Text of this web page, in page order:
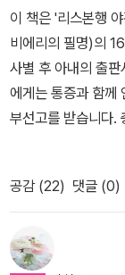
헤아려본다.계단에
다. 마지막으로 이
에 있을 때였다. 그
능성이 다시 열린
듣는 이야기라도 되
렸다. 이제는 볼 수
끌리는 문장이 많아
져들어 읽다가 잠시
문학적 매력을 느끼
이랜드의 삶의 여정
이 책은 '리스본행
비에리의 필명)의
사별 후 아내의 출
에게는 통증과 함께
부선고를 받습니다.
일이 벌어지고 그
자신의 언어를 찾아
에 삼촌의 방에 걸
결심을 하지요. 그는
며 결국 번역을 자
공감 (22) 댓글 (0)